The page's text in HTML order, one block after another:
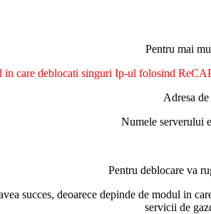
Pentru mai
in care deblocati singuri Ip-ul folosind
Adresa
Numele serverului
Pentru deblocare va
succes, deoarece depinde de modul in
servicii de